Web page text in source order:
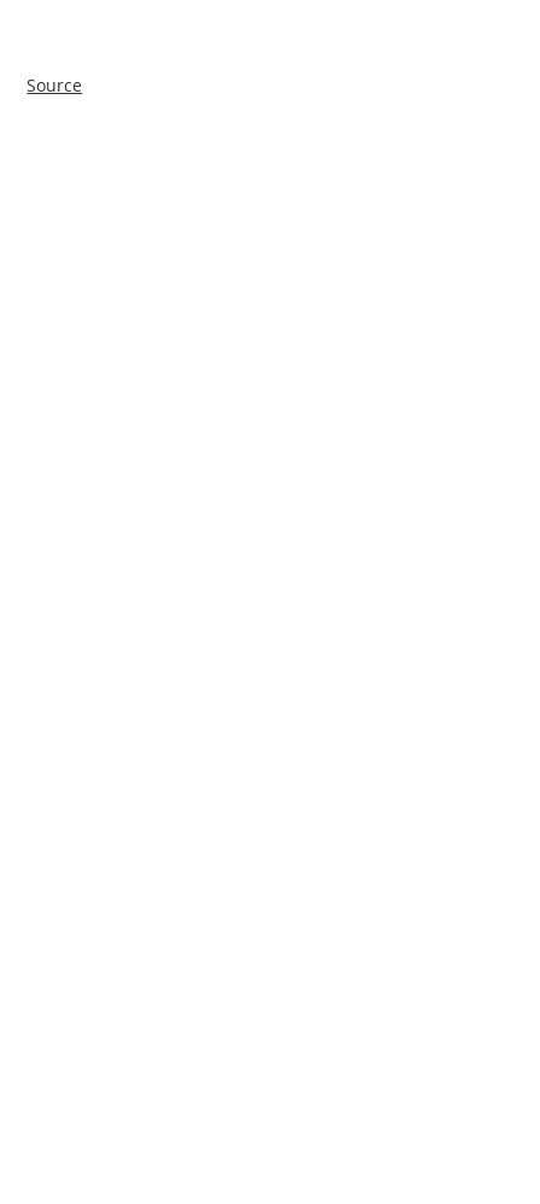
Source